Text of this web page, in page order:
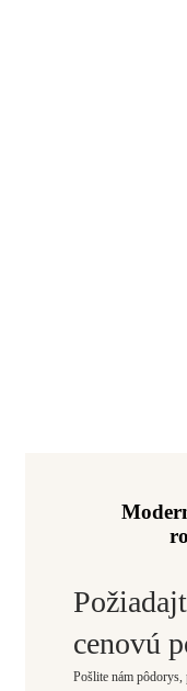
cenovú
Pošlite nám pôdorys,